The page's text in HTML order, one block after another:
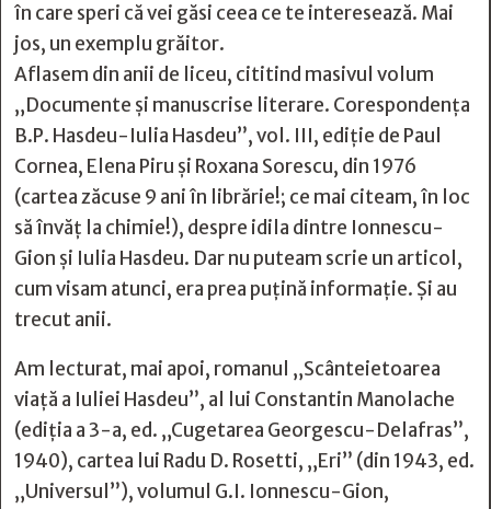
în care speri că vei găsi ceea ce te interesează. Mai
jos, un exemplu grăitor.
Aflasem din anii de liceu, cititind masivul volum
„Documente și manuscrise literare. Corespondența
B.P. Hasdeu-Iulia Hasdeu”, vol. III, ediție de Paul
Cornea, Elena Piru și Roxana Sorescu, din 1976
(cartea zăcuse 9 ani în librărie!; ce mai citeam, în loc
să învăț la chimie!), despre idila dintre Ionnescu-
Gion și Iulia Hasdeu. Dar nu puteam scrie un articol,
cum visam atunci, era prea puțină informație. Și au
trecut anii.
Am lecturat, mai apoi, romanul „Scânteietoarea
viață a Iuliei Hasdeu”, al lui Constantin Manolache
(ediția a 3-a, ed. „Cugetarea Georgescu-Delafras”,
1940), cartea lui Radu D. Rosetti, „Eri” (din 1943, ed.
„Universul”), volumul G.I. Ionnescu-Gion,